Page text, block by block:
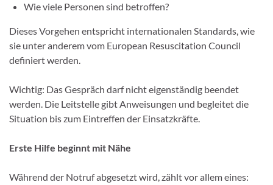
Wie viele Personen sind betroffen?
Dieses Vorgehen entspricht internationalen Standards, wie
sie unter anderem vom European Resuscitation Council
definiert werden.
Wichtig: Das Gespräch darf nicht eigenständig beendet
werden. Die Leitstelle gibt Anweisungen und begleitet die
Situation bis zum Eintreffen der Einsatzkräfte.
Erste Hilfe beginnt mit Nähe
Während der Notruf abgesetzt wird, zählt vor allem eines: